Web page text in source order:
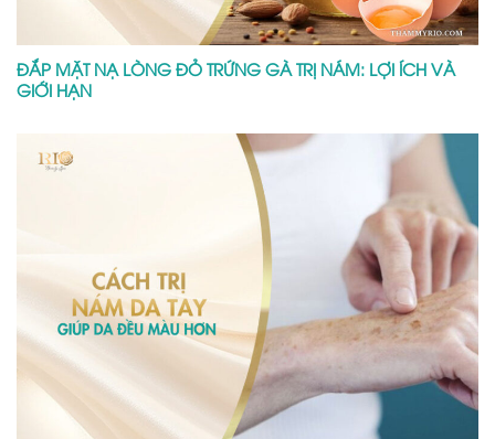
ĐẮP MẶT NẠ LÒNG ĐỎ TRỨNG GÀ TRỊ NÁM: LỢI ÍCH VÀ
GIỚI HẠN